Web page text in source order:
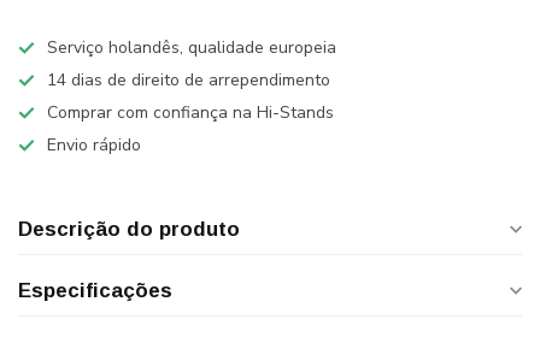
Serviço holandês, qualidade europeia
14 dias de direito de arrependimento
Comprar com confiança na Hi-Stands
Envio rápido
Descrição do produto
Especificações